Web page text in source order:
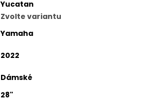
Yucatan
Zvolte variantu
Yamaha
2022
Dámské
28"